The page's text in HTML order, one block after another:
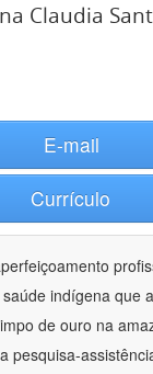
Claudia
E-mail
Currículo
indígena que
de ouro na
pesquisa-